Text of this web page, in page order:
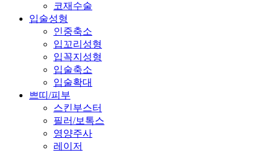
코재수술
입술성형
인중축소
입꼬리성형
입꼭지성형
입술축소
입술확대
쁘띠/피부
스킨부스터
필러/보톡스
영양주사
레이저